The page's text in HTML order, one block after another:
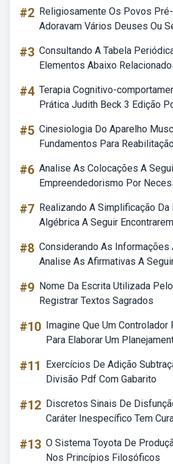
#2 Religiosamente Os Povos
Adoravam Vários Deuses Ou
#3 Consultando A Tabela
Elementos Abaixo
#4 Terapia Cognitivo-
Prática Judith Beck 3 Edição
#5 Cinesiologia Do Aparelho
Fundamentos Para
#6 Analise As Colocações A
Empreendedorismo Por
#7 Realizando A Simplificação Da
Algébrica A Seguir
#8 Considerando As Informações
Analise As Afirmativas A
#9 Nome Da Escrita Utilizada
Registrar Textos Sagrados
#10 Imagine Que Um Controlador
Para Elaborar Um
#11
Exercícios De Adição
Divisão Pdf Com Gabarito
#12 Discretos Sinais De
Caráter Inespecífico Tem
#13 O Sistema Toyota De
Nos Princípios Filosóficos